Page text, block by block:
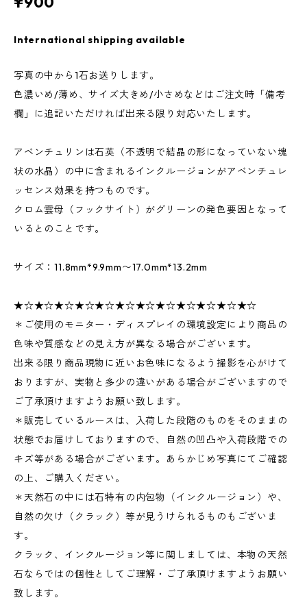
International shipping available
写真の中から1石お送りします。
色濃いめ/薄め、サイズ大きめ/小さめなどはご注文時「備考
欄」に追記いただければ出来る限り対応いたします。
アベンチュリンは石英（不透明で結晶の形になっていない塊
状の水晶）の中に含まれるインクルージョンがアベンチュレ
ッセンス効果を持つものです。
クロム雲母（フックサイト）がグリーンの発色要因となって
いるとのことです。
サイズ：11.8mm*9.9mm〜17.0mm*13.2mm
★☆★☆★☆★☆★☆★☆★☆★☆★☆★☆★☆★☆
＊ご使用のモニター・ディスプレイの環境設定により商品の
色味や質感などの見え方が異なる場合がございます。
出来る限り商品現物に近いお色味になるよう撮影を心がけて
おりますが、実物と多少の違いがある場合がございますので
ご了承頂けますようお願い致します。
＊販売しているルースは、入荷した段階のものをそのままの
状態でお届けしておりますので、自然の凹凸や入荷段階での
キズ等がある場合がございます。あらかじめ写真にてご確認
の上、ご購入ください。
＊天然石の中には石特有の内包物（インクルージョン）や、
自然の欠け（クラック）等が見うけられるものもございま
す。
クラック、インクルージョン等に関しましては、本物の天然
石ならではの個性としてご理解・ご了承頂けますようお願い
致します。